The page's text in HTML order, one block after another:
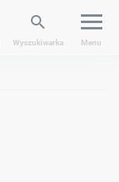
Wyszukiwarka Menu